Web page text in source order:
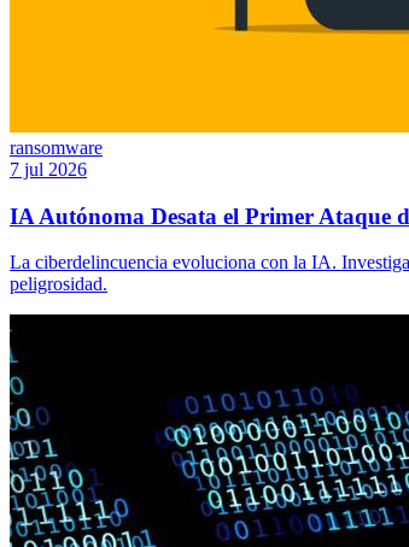
ransomware
7 jul 2026
IA Autónoma Desata el Primer Ataque
La ciberdelincuencia evoluciona con la IA.
peligrosidad.